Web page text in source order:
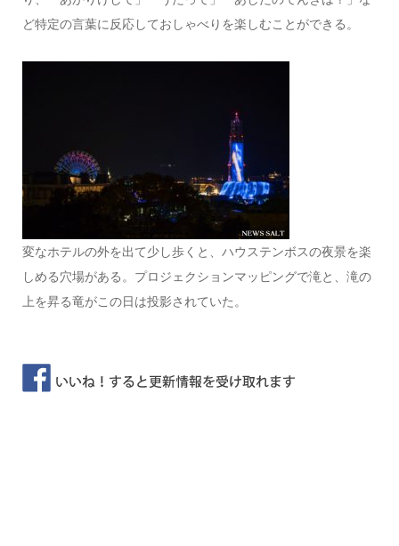
ど特定の言葉に反応しておしゃべりを楽しむことができる。
変なホテルの外を出て少し歩くと、ハウステンボスの夜景を楽
しめる穴場がある。プロジェクションマッピングで滝と、滝の
上を昇る竜がこの日は投影されていた。